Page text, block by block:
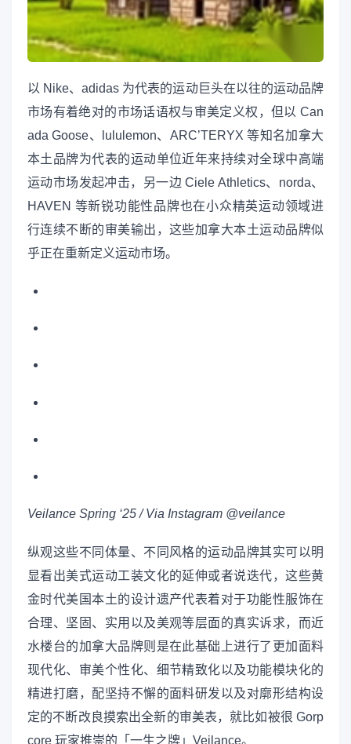
以 Nike、adidas 为代表的运动巨头在以往的运动品牌
市场有着绝对的市场话语权与审美定义权，但以 Can
ada Goose、lululemon、ARC’TERYX 等知名加拿大
本土品牌为代表的运动单位近年来持续对全球中高端
运动市场发起冲击，另一边 Ciele Athletics、norda、
HAVEN 等新锐功能性品牌也在小众精英运动领域进
行连续不断的审美输出，这些加拿大本土运动品牌似
乎正在重新定义运动市场。
Veilance Spring ‘25 / Via Instagram @veilance
纵观这些不同体量、不同风格的运动品牌其实可以明
显看出美式运动工装文化的延伸或者说迭代，这些黄
金时代美国本土的设计遗产代表着对于功能性服饰在
合理、坚固、实用以及美观等层面的真实诉求，而近
水楼台的加拿大品牌则是在此基础上进行了更加面料
现代化、审美个性化、细节精致化以及功能模块化的
精进打磨，配坚持不懈的面料研发以及对廓形结构设
定的不断改良摸索出全新的审美表，就比如被很 Gorp
core 玩家推崇的「一生之牌」Veilance。